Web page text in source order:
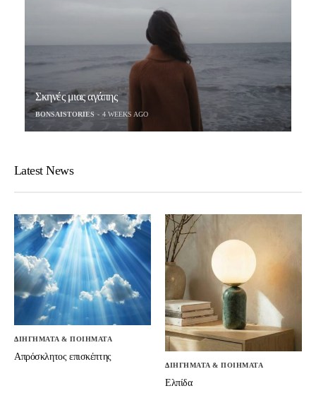
Σκηνές μιας αγάπης
BONSAISTORIES 4 WEEKS AGO
Latest News
ΔΙΗΓΗΜΑΤΑ & ΠΟΙΗΜΑΤΑ
Απρόσκλητος επισκέπτης
ΔΙΗΓΗΜΑΤΑ & ΠΟΙΗΜΑΤΑ
Ελπίδα